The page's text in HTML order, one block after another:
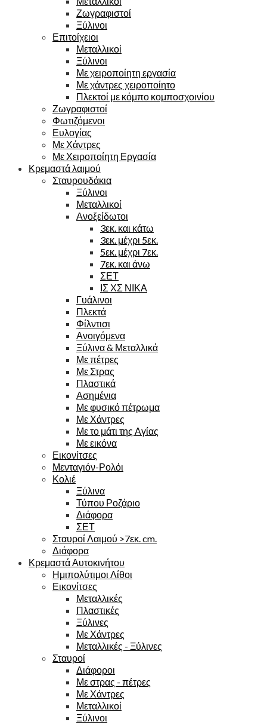
Ζωγραφιστοί
Ξύλινοι
Επιτοίχειοι
Μεταλλικοί
Ξύλινοι
Με χειροποίητη εργασία
Με χάντρες χειροποίητο
Πλεκτοί με κόμπο κομποσχοινίου
Ζωγραφιστοί
Φωτιζόμενοι
Ευλογίας
Με Χάντρες
Με Χειροποίητη Εργασία
Κρεμαστά λαιμού
Σταυρουδάκια
Ξύλινοι
Μεταλλικοί
Ανοξείδωτοι
3εκ. και κάτω
3εκ. μέχρι 5εκ.
5εκ. μέχρι 7εκ.
7εκ. και άνω
ΣΕΤ
ΙΣ ΧΣ ΝΙΚΑ
Γυάλινοι
Πλεκτά
Φίλντισι
Ανοιγόμενα
Ξύλινα & Μεταλλικά
Με πέτρες
Με Στρας
Πλαστικά
Ασημένια
Με φυσικό πέτρωμα
Με Χάντρες
Με το μάτι της Αγίας
Με εικόνα
Εικονίτσες
Μενταγιόν-Ρολόι
Κολιέ
Ξύλινα
Τύπου Ροζάριο
Διάφορα
ΣΕΤ
Σταυροί Λαιμού >7εκ. cm.
Διάφορα
Κρεμαστά Αυτοκινήτου
Ημιπολύτιμοι Λίθοι
Εικονίτσες
Μεταλλικές
Πλαστικές
Ξύλινες
Με Χάντρες
Μεταλλικές - Ξύλινες
Σταυροί
Διάφοροι
Με στρας - πέτρες
Με Χάντρες
Μεταλλικοί
Ξύλινοι